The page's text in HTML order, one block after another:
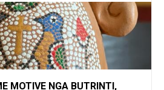
MOTIVE NGA BUTRINTI,